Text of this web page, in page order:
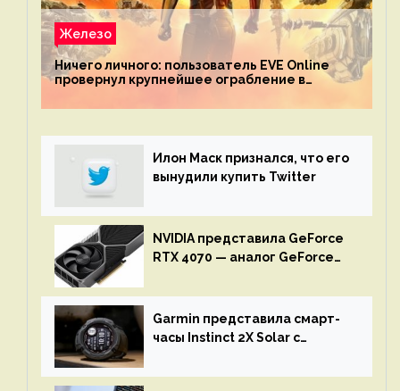
Железо
Ничего личного: пользователь EVE Online
провернул крупнейшее ограбление в
механике
Илон Маск признался, что его
вынудили купить Twitter
NVIDIA представила GeForce
RTX 4070 — аналог GeForce
Garmin представила смарт-
часы Instinct 2X Solar с